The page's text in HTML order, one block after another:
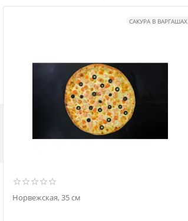
САКУРА В ВАРГАШАХ
Норвежская, 35 см